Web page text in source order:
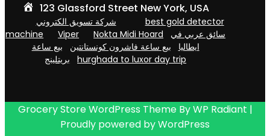
123 Glassford Street New York, USA
شركة تسويق الكتروني
best gold detector
machine
Viper Nokta Midi Hoard
سائق عربي في
ايطاليا
بيع ساعة فاشرون كونستانتين
بيع ساعة
بريتلينج
hurghada to luxor day trip
Grocery Store WordPress Theme ByWP Radiant |
Proudly powered byWordPress